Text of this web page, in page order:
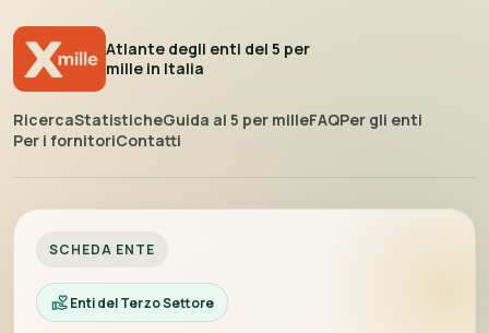
Atlante degli enti del 5 per
mille in Italia
RicercaStatisticheGuida al 5 per milleFAQPer gli enti
Per i fornitoriContatti
SCHEDA ENTE
Enti del Terzo Settore